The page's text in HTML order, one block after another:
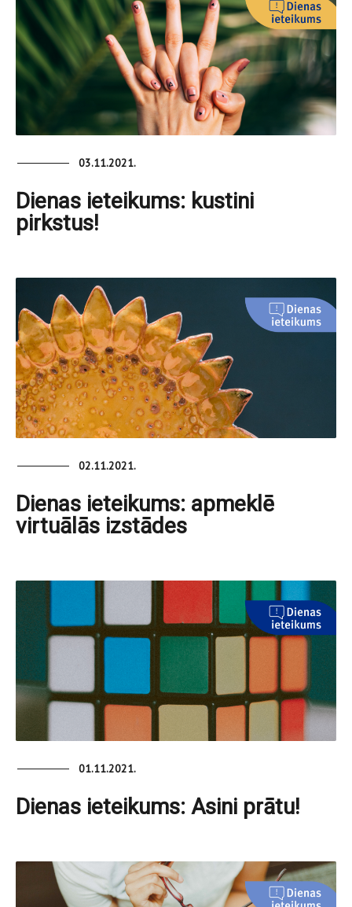
03.11.2021.
Dienas ieteikums: kustini
pirkstus!
02.11.2021.
Dienas ieteikums: apmeklē
virtuālās izstādes
01.11.2021.
Dienas ieteikums: Asini prātu!